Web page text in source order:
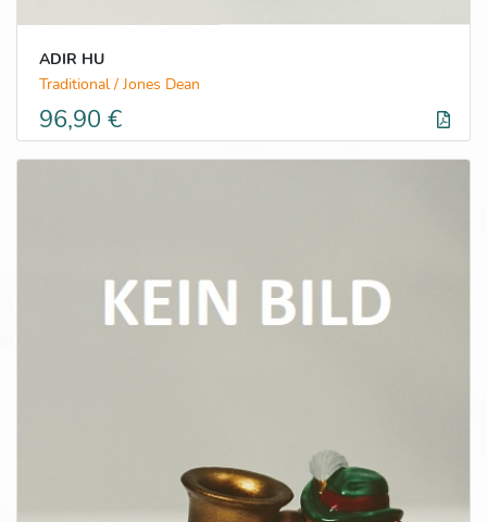
ADIR HU
Traditional / Jones Dean
96,90 €